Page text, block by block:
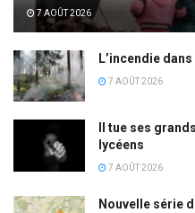
7 AOÛT 2026
L’incendie
7 AOÛT 2026
Il tue ses
lycéens
7 AOÛT 2026
Nouvelle série